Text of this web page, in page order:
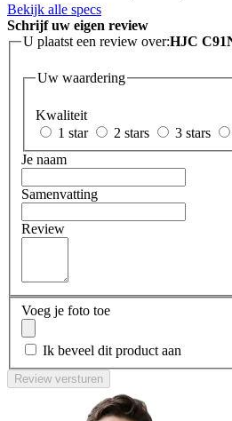
Bekijk alle specs
Schrijf uw eigen review
U plaatst een review over:HJC
Uw waardering
Kwaliteit
1 star
2 stars 3 stars
Je naam
Samenvatting
Review
Voeg je foto toe
Ik beveel dit product aan
Review versturen